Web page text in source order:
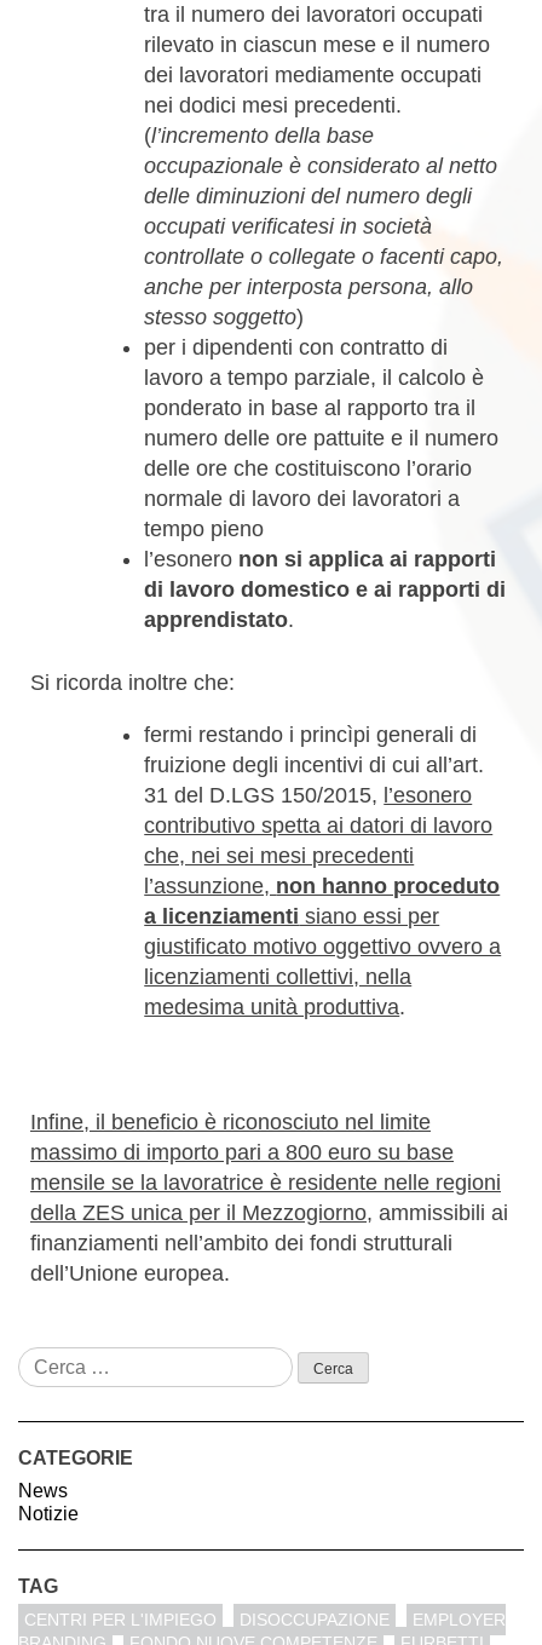
tra il numero dei lavoratori occupati
rilevato in ciascun mese e il numero
dei lavoratori mediamente occupati
nei dodici mesi precedenti.
(l’incremento della base
occupazionale è considerato al netto
delle diminuzioni del numero degli
occupati verificatesi in società
controllate o collegate o facenti capo,
anche per interposta persona, allo
stesso soggetto)
per i dipendenti con contratto di
lavoro a tempo parziale, il calcolo è
ponderato in base al rapporto tra il
numero delle ore pattuite e il numero
delle ore che costituiscono l’orario
normale di lavoro dei lavoratori a
tempo pieno
l’esonero non si applica ai rapporti
di lavoro domestico e ai rapporti di
apprendistato.
Si ricorda inoltre che:
fermi restando i princìpi generali di
fruizione degli incentivi di cui all’art.
31 del D.LGS 150/2015, l’esonero
contributivo spetta ai datori di lavoro
che, nei sei mesi precedenti
l’assunzione, non hanno proceduto
a licenziamenti siano essi per
giustificato motivo oggettivo ovvero a
licenziamenti collettivi, nella
medesima unità produttiva.
Infine, il beneficio è riconosciuto nel limite
massimo di importo pari a 800 euro su base
mensile se la lavoratrice è residente nelle regioni
della ZES unica per il Mezzogiorno, ammissibili ai
finanziamenti nell’ambito dei fondi strutturali
dell’Unione europea.
CATEGORIE
News
Notizie
TAG
CENTRI PER L'IMPIEGO DISOCCUPAZIONE
EMPLOYER